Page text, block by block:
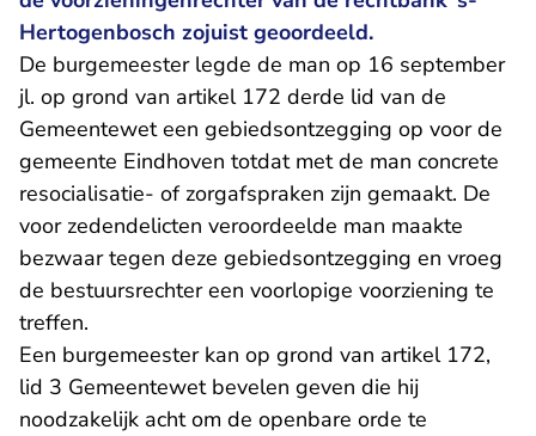
Hertogenbosch zojuist geoordeeld.
De burgemeester legde de man op 16 september
jl. op grond van artikel 172 derde lid van de
Gemeentewet een gebiedsontzegging op voor de
gemeente Eindhoven totdat met de man concrete
resocialisatie- of zorgafspraken zijn gemaakt. De
voor zedendelicten veroordeelde man maakte
bezwaar tegen deze gebiedsontzegging en vroeg
de bestuursrechter een voorlopige voorziening te
treffen.
Een burgemeester kan op grond van artikel 172,
lid 3 Gemeentewet bevelen geven die hij
noodzakelijk acht om de openbare orde te